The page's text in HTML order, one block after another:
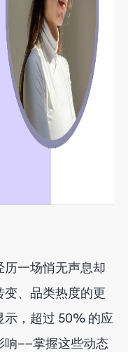
一场悄无声息却
、品类热度的更
示，超过 50% 的应
响——掌握这些动态